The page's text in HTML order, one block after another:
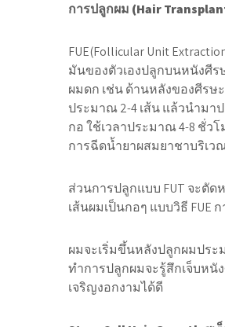
การปลูกผม (Hair
FUE(Follicular Unit
มันของตัวเองปลูกบนหนังศีร
ผมดก เช่น ด้านหลังของศีรษ
ประมาณ 2-4 เส้น แล้วนำมา
กอ ใช้เวลาประมาณ 4-8 ชั่
การฉีดน้ำยาผสมยาชาบริเ
ส่วนการปลูกแบบ FUT จะตั
เส้นผมเป็นกอๆ แบบวิธี FUE
ผมจะเริ่มขึ้นหลังปลูกผมประ
ทำการปลูกผมจะรู้สึกเจ็บหนั
เจริญงอกงามได้ดี